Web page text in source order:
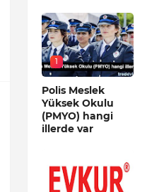
1
Polis Meslek
Yüksek Okulu
(PMYO) hangi
illerde var